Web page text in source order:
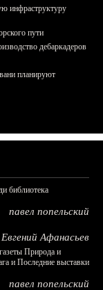
инфраструктуру
пути
дебаркадеров
планируют
библиотека
павел попельский
Евгений Афанасьев
Природа и
и Последние выставки
павел попельский